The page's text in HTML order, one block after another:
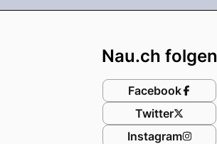
Nau.ch folgen
Facebook
Twitter
Instagram